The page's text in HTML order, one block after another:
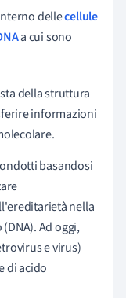
dellecellule
a cui sono
della struttura
informazioni
basandosi
nella
Ad oggi,
e virus)
di acido